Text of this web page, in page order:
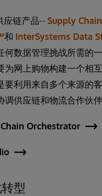
应链产品-- Supply Chain
和 InterSystems Data
何数据管理挑战所需的
为网上购物构建一个相
要利用来自多个来源的
调供应链和物流合作伙
Orchestrator
型